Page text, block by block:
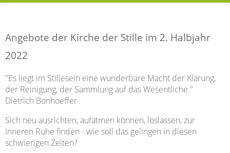
Angebote der Kirche der Stille im 2. Halbjahr
2022
"Es liegt im Stillesein eine wunderbare Macht der Klärung,
der Reinigung, der Sammlung auf das Wesentliche."
Dietrich Bonhoeffer
Sich neu ausrichten, aufatmen können, loslassen, zur
inneren Ruhe finden - wie soll das gelingen in diesen
schwierigen Zeiten?